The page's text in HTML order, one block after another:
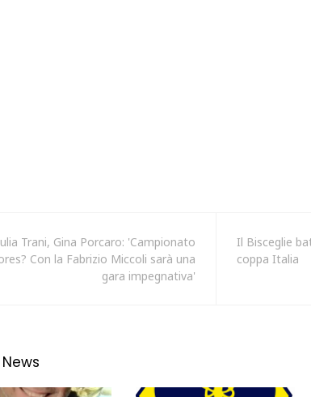
Trani, Gina Porcaro: 'Campionato
Con la Fabrizio Miccoli sarà una
gara impegnativa'
Il Bisceglie
coppa Italia
News